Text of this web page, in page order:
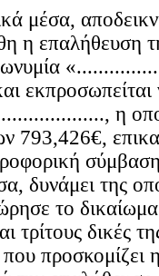
μέσα,
η επαλήθευση
η
793,426€,
δυνάμει της
το
τρίτους δικές
προσκομίζει